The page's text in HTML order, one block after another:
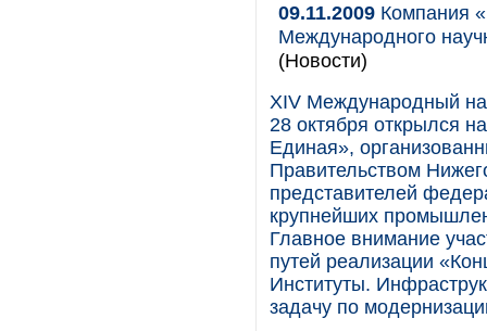
09.11.2009 Компания
Международного
(Новости)
XIV Международный
28 октября открылся
Единая»,
Правительством
представителей
крупнейших
Главное внимание
путей реализации
Институты.
задачу по